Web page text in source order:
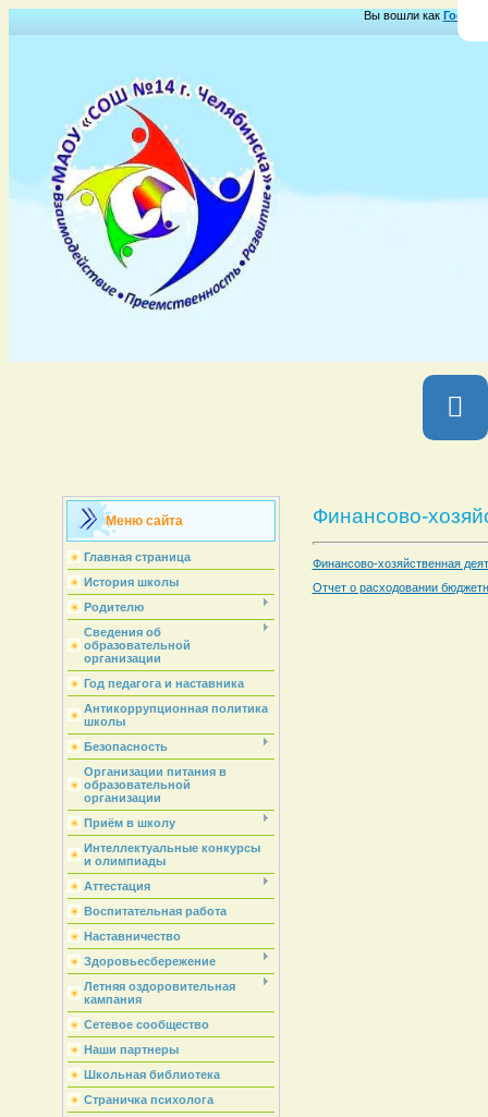
Вы вошли как Гость
Меню сайта
Главная страница
История школы
Родителю
Сведения об
образовательной
организации
Год педагога и наставника
Антикоррупционная политика
школы
Безопасность
Организации питания в
образовательной
организации
Приём в школу
Интеллектуальные конкурсы
и олимпиады
Аттестация
Воспитательная работа
Наставничество
Здоровьесбережение
Летняя оздоровительная
кампания
Сетевое сообщество
Наши партнеры
Школьная библиотека
Страничка психолога
Финансово-
Финансово-хозяйственная
Отчет о расходовании